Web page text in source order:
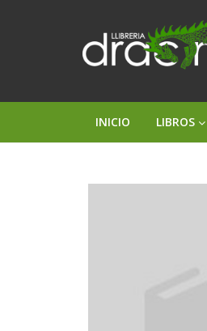
INICIO LIBROS